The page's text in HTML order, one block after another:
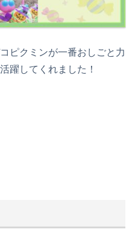
ピクミンが一番おしごと力
躍してくれました！